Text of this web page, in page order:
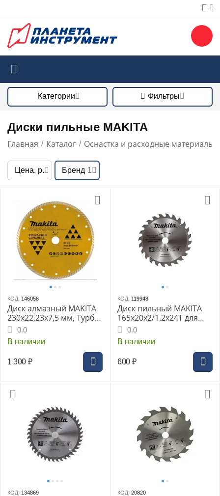
Категории Фильтры
Диски пильные MAKITA
Главная / Каталог / Оснастка и расходные материалы
Цена, р. Бренд 1
КОД: 146058
Диск алмазный MAKITA
230x22,23x7,5 мм, Турбо,
по бетону
0.0
В наличии
1 300 ₽
КОД: 119948
Диск пильный MAKITA
165x20x2/1.2x24T для
дерева
0.0
В наличии
600 ₽
КОД: 134869 КОД: 20820